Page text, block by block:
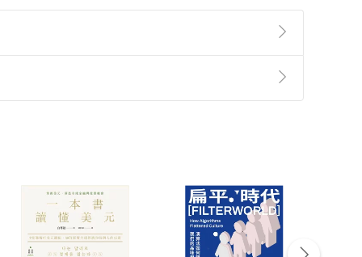
第2條第5款之規定，「非以有形媒介提供之數位
點選「瀏覽訂單明細」 「申請取消訂單/退
貨。
付款方式
Payment
完成訂單
Complete